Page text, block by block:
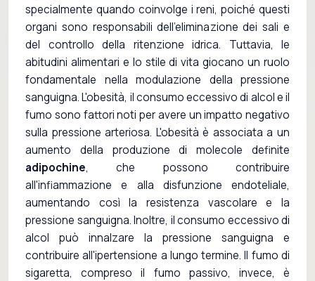
specialmente quando coinvolge i reni, poiché questi
organi sono responsabili dell'eliminazione dei sali e
del controllo della ritenzione idrica. Tuttavia, le
abitudini alimentari e lo stile di vita giocano un ruolo
fondamentale nella modulazione della pressione
sanguigna. L'obesità, il consumo eccessivo di alcol e il
fumo sono fattori noti per avere un impatto negativo
sulla pressione arteriosa. L'obesità è associata a un
aumento della produzione di molecole definite
adipochine, che possono contribuire
all'infiammazione e alla disfunzione endoteliale,
aumentando così la resistenza vascolare e la
pressione sanguigna. Inoltre, il consumo eccessivo di
alcol può innalzare la pressione sanguigna e
contribuire all'ipertensione a lungo termine. Il fumo di
sigaretta, compreso il fumo passivo, invece, è